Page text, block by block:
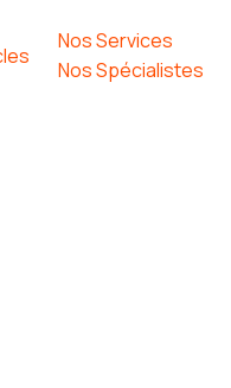
Nos Services
Nos Spécialistes